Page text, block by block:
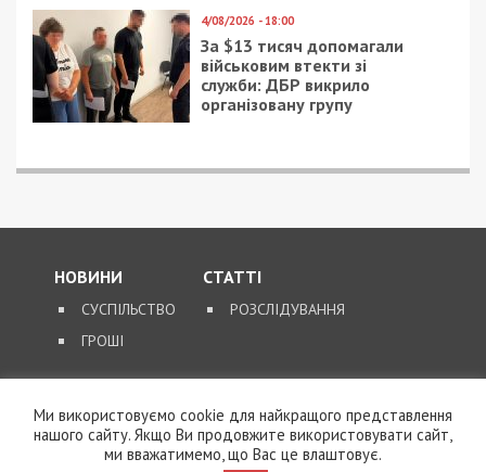
4/08/2026 - 18:00
За $13 тисяч допомагали
військовим втекти зі
служби: ДБР викрило
організовану групу
НОВИНИ
СУСПІЛЬСТВО
ГРОШІ
СТАТТІ
РОЗСЛІДУВАННЯ
КОНТАКТИ
Ми використовуємо cookie для найкращого представлення
нашого сайту. Якщо Ви продовжите використовувати сайт,
ми вважатимемо, що Вас це влаштовує.